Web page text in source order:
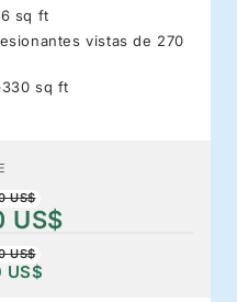
sq ft
vistas de 270
sq ft
US$
US$
US$
US$